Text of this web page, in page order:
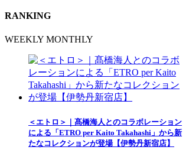
RANKING
WEEKLY MONTHLY
＜エトロ＞｜髙橋海人とのコラボレーション
による「ETRO per Kaito Takahashi」から新
たなコレクションが登場【伊勢丹新宿店】